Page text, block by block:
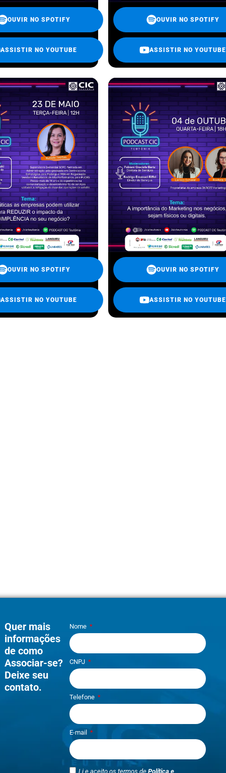
OUVIR NO SPOTIFY
ASSISTIR NO YOUTUBE
OUVIR NO SPOTIFY
ASSISTIR NO YOUTUBE
OUVIR NO SPOTIFY
ASSISTIR NO YOUTUBE
OUVIR NO SPOTIFY
ASSISTIR NO YOUTUBE
Quer mais
informações
de como
Associar-se?
Deixe seu
contato.
Nome
CNPJ
Telefone
E-mail
Li e aceito os termos dePolítica e